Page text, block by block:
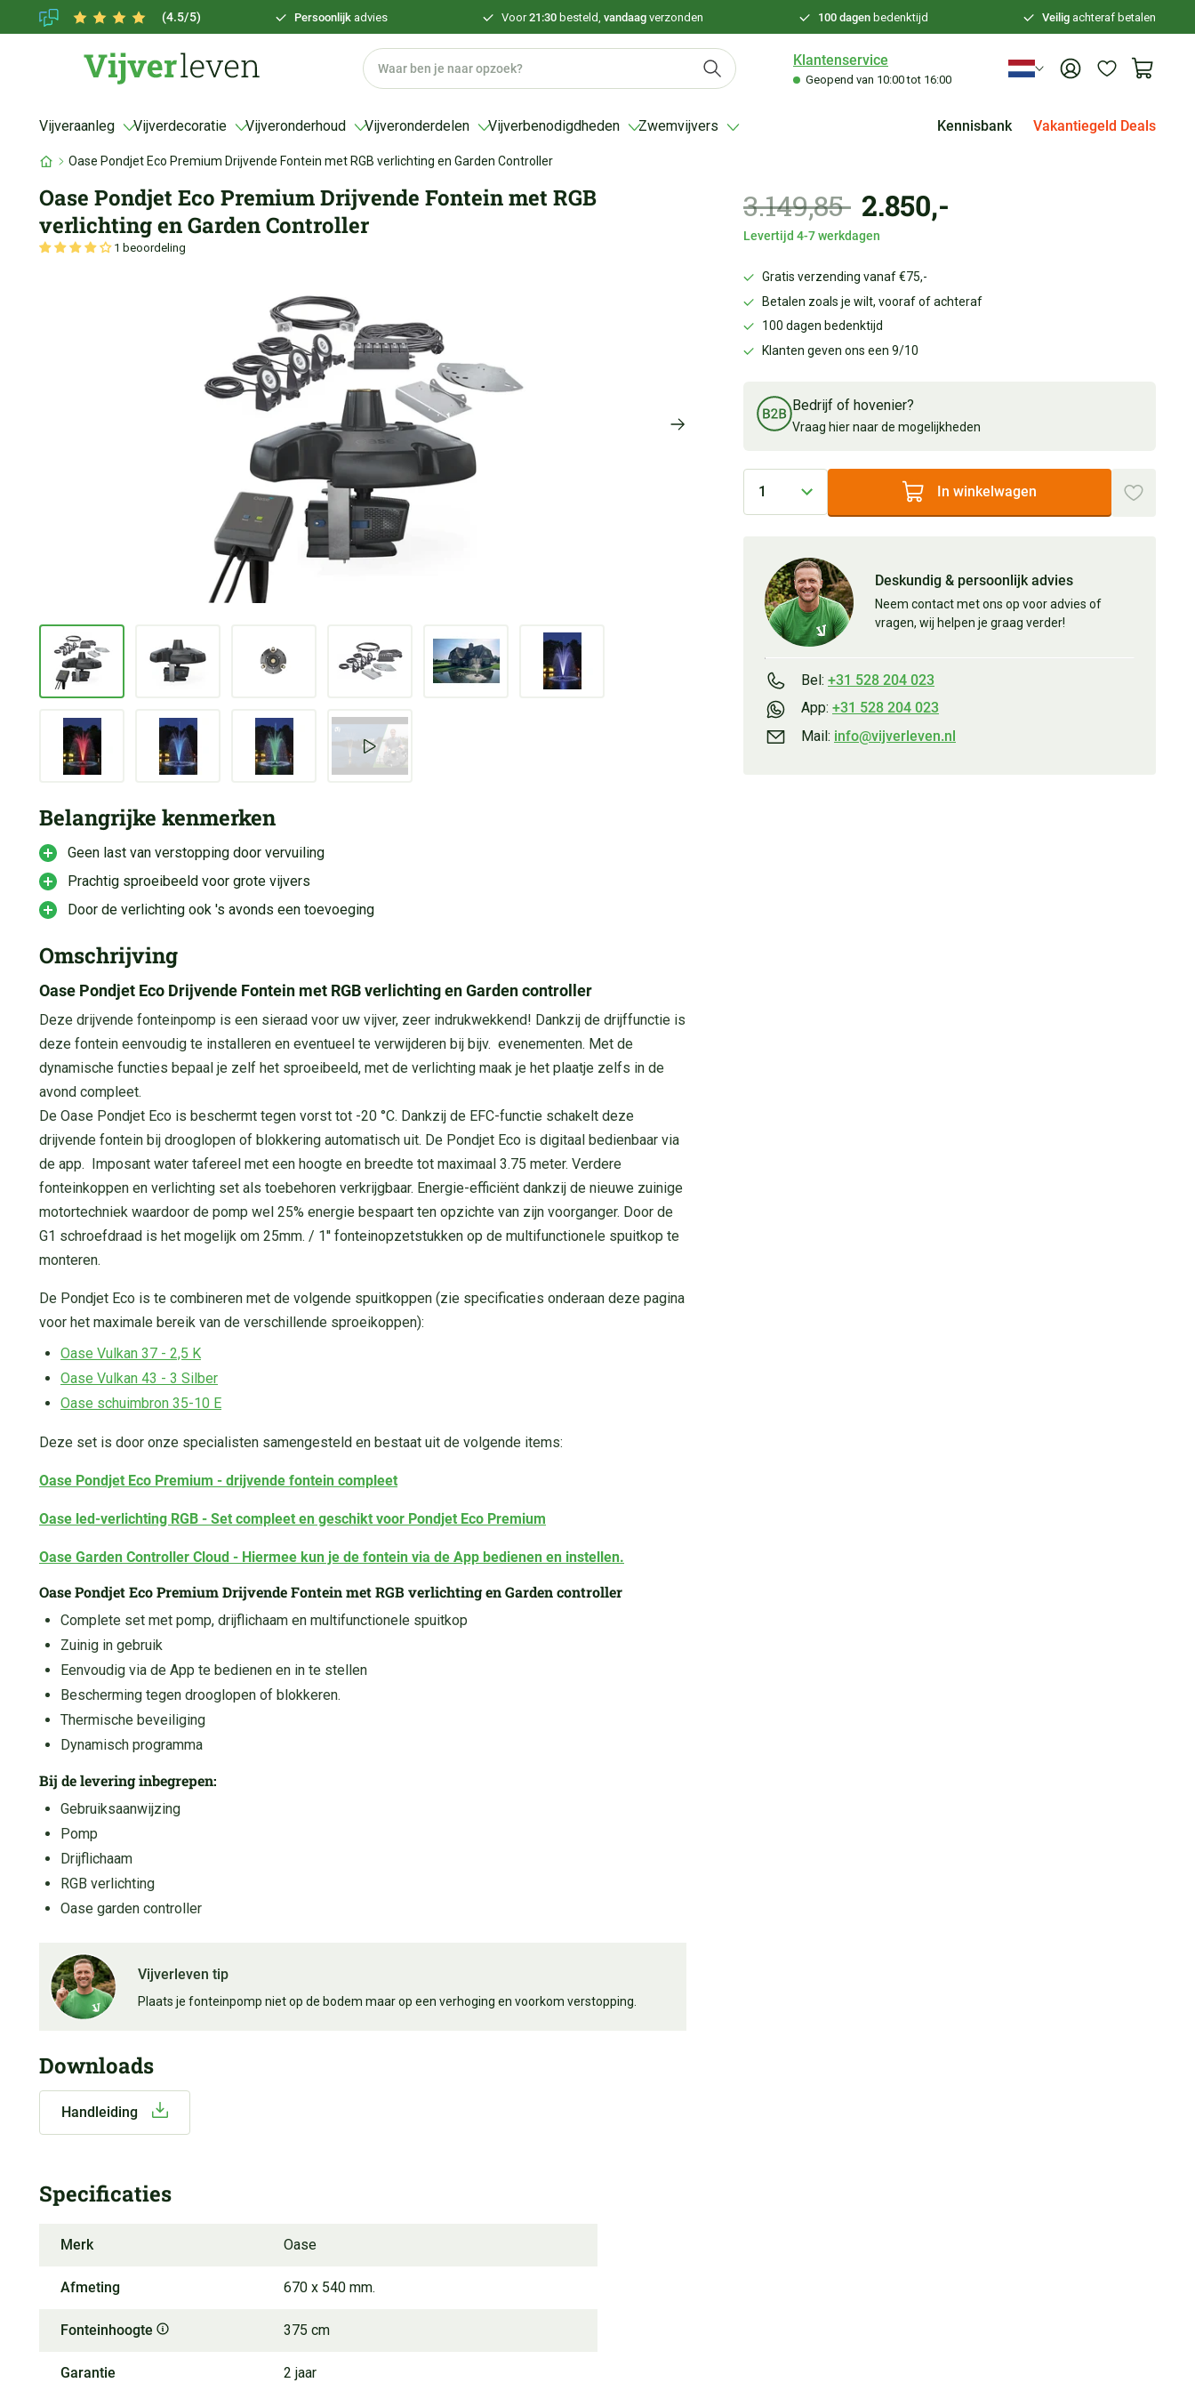
(4.5/5) Persoonlijk advies Voor21:30 besteld,vandaagverzonden 100 dagenbedenktijd Veiligachteraf betalen
Klantenservice
Geopend van 10:00 tot 16:00
Vijveraanleg Vijverdecoratie Vijveronderhoud Vijveronderdelen Vijverbenodigdheden Zwemvijvers Kennisbank Vakantiegeld Deals
Oase Pondjet Eco Premium Drijvende Fontein met RGB verlichting en Garden Controller
Oase Pondjet Eco Premium Drijvende Fontein met RGB
verlichting en Garden Controller
1 beoordeling
3.149,85 2.850,-
Levertijd 4-7 werkdagen
Gratis verzending vanaf €75,-
Betalen zoals je wilt, vooraf of achteraf
100 dagen bedenktijd
Klanten geven ons een 9/10
Bedrijf of hovenier?
Vraag hier naar de mogelijkheden
In winkelwagen
Deskundig & persoonlijk advies
Neem contact met ons op voor advies of
vragen, wij helpen je graag verder!
Bel: +31 528 204 023
App: +31 528 204 023
Mail: info@vijverleven.nl
Belangrijke kenmerken
Geen last van verstopping door vervuiling
Prachtig sproeibeeld voor grote vijvers
Door de verlichting ook 's avonds een toevoeging
Omschrijving
Oase Pondjet Eco Drijvende Fontein met RGB verlichting en Garden controller
Deze drijvende fonteinpomp is een sieraad voor uw vijver, zeer indrukwekkend! Dankzij de drijffunctie is
deze fontein eenvoudig te installeren en eventueel te verwijderen bij bijv. evenementen. Met de
dynamische functies bepaal je zelf het sproeibeeld, met de verlichting maak je het plaatje zelfs in de
avond compleet.
De Oase Pondjet Eco is beschermt tegen vorst tot -20 °C. Dankzij de EFC-functie schakelt deze
drijvende fontein bij drooglopen of blokkering automatisch uit. De Pondjet Eco is digitaal bedienbaar via
de app. Imposant water tafereel met een hoogte en breedte tot maximaal 3.75 meter. Verdere
fonteinkoppen en verlichting set als toebehoren verkrijgbaar. Energie-efficiënt dankzij de nieuwe zuinige
motortechniek waardoor de pomp wel 25% energie bespaart ten opzichte van zijn voorganger. Door de
G1 schroefdraad is het mogelijk om 25mm. / 1'' fonteinopzetstukken op de multifunctionele spuitkop te
monteren.
De Pondjet Eco is te combineren met de volgende spuitkoppen (zie specificaties onderaan deze pagina
voor het maximale bereik van de verschillende sproeikoppen):
Oase Vulkan 37 - 2,5 K
Oase Vulkan 43 - 3 Silber
Oase schuimbron 35-10 E
Deze set is door onze specialisten samengesteld en bestaat uit de volgende items:
Oase Pondjet Eco Premium - drijvende fontein compleet
Oase led-verlichting RGB - Set compleet en geschikt voor Pondjet Eco Premium
Oase Garden Controller Cloud - Hiermee kun je de fontein via de App bedienen en instellen.
Oase Pondjet Eco Premium Drijvende Fontein met RGB verlichting en Garden controller
Complete set met pomp, drijflichaam en multifunctionele spuitkop
Zuinig in gebruik
Eenvoudig via de App te bedienen en in te stellen
Bescherming tegen drooglopen of blokkeren.
Thermische beveiliging
Dynamisch programma
Bij de levering inbegrepen:
Gebruiksaanwijzing
Pomp
Drijflichaam
RGB verlichting
Oase garden controller
Vijverleven tip
Plaats je fonteinpomp niet op de bodem maar op een verhoging en voorkom verstopping.
Downloads
Handleiding
Specificaties
Merk Oase
Afmeting 670 x 540 mm.
Fonteinhoogte 375 cm
Garantie 2 jaar